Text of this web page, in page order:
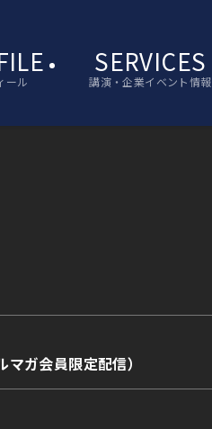
ール
SERVICES
講演・企業イベント情報
ガ会員限定配信）